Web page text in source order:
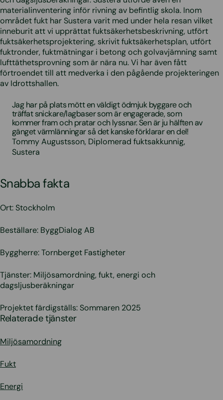
materialinventering inför rivning av befintlig skola. Inom
området fukt har Sustera varit med under hela resan vilket
inneburit att vi upprättat fuktsäkerhetsbeskrivning, utfört
fuktsäkerhetsprojektering, skrivit fuktsäkerhetsplan, utfört
fuktronder, fuktmätningar i betong och golvavjämning samt
lufttäthetsprovning som är nära nu. Vi har även fått
förtroendet till att medverka i den pågående projekteringen
av Idrottshallen.
Jag har på plats mött en väldigt ödmjuk byggare och
träffat snickare/lagbaser som är engagerade, som
kommer fram och pratar och lyssnar. Sen är ju hälften av
gänget värmlänningar så det kanske förklarar en del!
Tommy Augustsson, Diplomerad fuktsakkunnig,
Sustera
Snabba fakta
Ort: Stockholm
Beställare: ByggDialog AB
Byggherre: Tornberget Fastigheter
Tjänster: Miljösamordning, fukt, energi och
dagsljusberäkningar
Projektet färdigställs: Sommaren 2025
Relaterade tjänster
Miljösamordning
Fukt
Energi